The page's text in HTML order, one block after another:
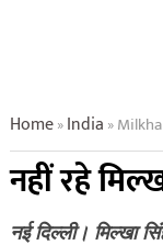
Home»India »
नहीं रहे
नई दिल्ली। मिल्खा